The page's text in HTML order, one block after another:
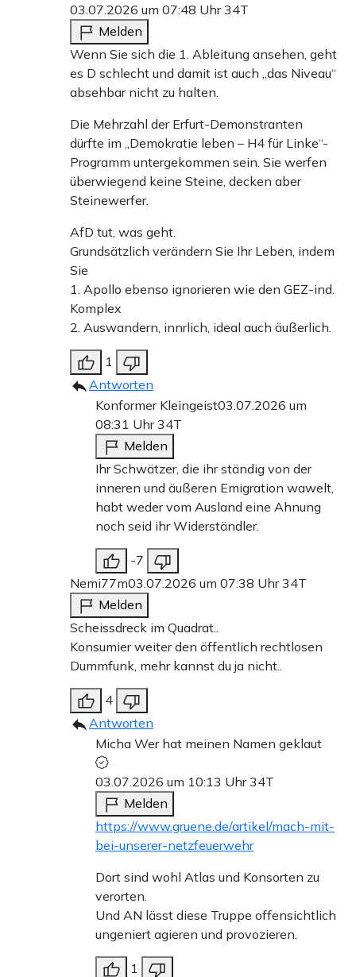
03.07.2026 um 07:48 Uhr34T
Melden
Wenn Sie sich die 1. Ableitung ansehen, geht
es D schlecht und damit ist auch „das Niveau“
absehbar nicht zu halten.
Die Mehrzahl der Erfurt-Demonstranten
dürfte im „Demokratie leben – H4 für Linke“-
Programm untergekommen sein. Sie werfen
überwiegend keine Steine, decken aber
Steinewerfer.
AfD tut, was geht.
Grundsätzlich verändern Sie Ihr Leben, indem
Sie
1. Apollo ebenso ignorieren wie den GEZ-ind.
Komplex
2. Auswandern, innrlich, ideal auch äußerlich.
1
Antworten
Konformer Kleingeist03.07.2026 um
08:31 Uhr34T
Melden
Ihr Schwätzer, die ihr ständig von der
inneren und äußeren Emigration wawelt,
habt weder vom Ausland eine Ahnung
noch seid ihr Widerständler.
-7
Nemi77m03.07.2026 um 07:38 Uhr34T
Melden
Scheissdreck im Quadrat..
Konsumier weiter den öffentlich rechtlosen
Dummfunk, mehr kannst du ja nicht..
4
Antworten
Micha Wer hat meinen Namen geklaut
03.07.2026 um 10:13 Uhr34T
Melden
https://www.gruene.de/artikel/mach-mit-
bei-unserer-netzfeuerwehr
Dort sind wohl Atlas und Konsorten zu
verorten.
Und AN lässt diese Truppe offensichtlich
ungeniert agieren und provozieren.
1